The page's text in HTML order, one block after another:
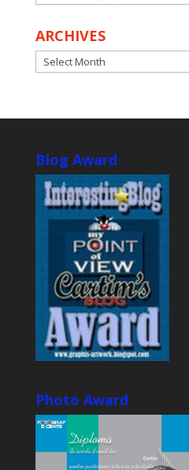
ARCHIVES
ARCHIVES
Blog Award
Photo Award